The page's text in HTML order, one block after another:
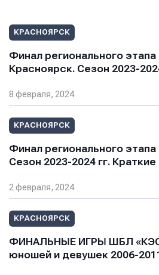
КРАСНОЯРСК
Финал регионального этапа
Красноярск. Сезон 2023-
8 февраля, 2024
КРАСНОЯРСК
Финал регионального
Сезон 2023-2024 гг.
2 февраля, 2024
КРАСНОЯРСК
ФИНАЛЬНЫЕ ИГРЫ ШБЛ
юношей и девушек 2006-
Нажимая кнопку
условиями обработки
Нажимая кнопку
условиями обработки
Нажимая кнопку
условиями обработки